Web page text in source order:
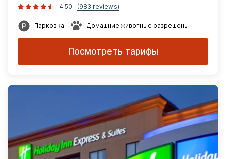
4.50
(983 reviews)
Парковка Домашние животные разрешены
Посмотреть тарифы